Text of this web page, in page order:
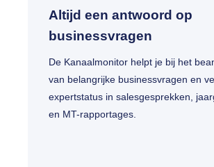
Altijd een antwoord op
businessvragen
De Kanaalmonitor helpt je bij het
van belangrijke businessvragen en
expertstatus in salesgesprekken,
en MT-rapportages.